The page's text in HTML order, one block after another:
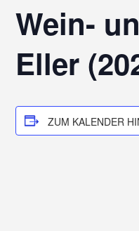
Wein-
Eller
ZUM KALENDER